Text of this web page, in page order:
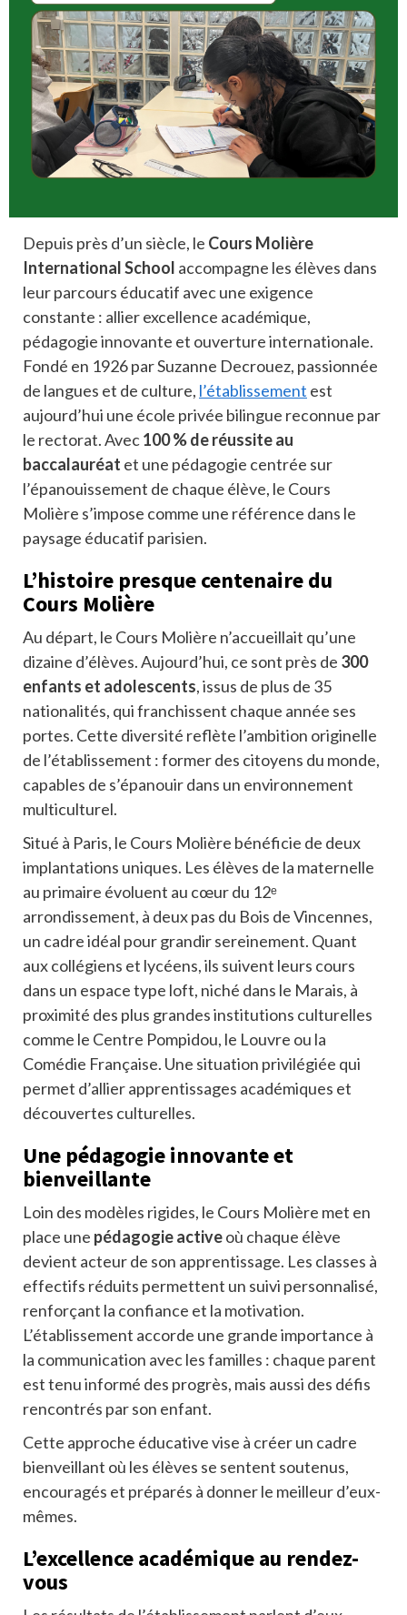
Depuis près d’un siècle, le Cours Molière
International School accompagne les élèves dans
leur parcours éducatif avec une exigence
constante : allier excellence académique,
pédagogie innovante et ouverture internationale.
Fondé en 1926 par Suzanne Decrouez, passionnée
de langues et de culture, l’établissement est
aujourd’hui une école privée bilingue reconnue par
le rectorat. Avec100 % de réussite au
baccalauréat et une pédagogie centrée sur
l’épanouissement de chaque élève, le Cours
Molière s’impose comme une référence dans le
paysage éducatif parisien.
L’histoire presque centenaire du
Cours Molière
Au départ, le Cours Molière n’accueillait qu’une
dizaine d’élèves. Aujourd’hui, ce sont près de 300
enfants et adolescents, issus de plus de 35
nationalités, qui franchissent chaque année ses
portes. Cette diversité reflète l’ambition originelle
de l’établissement : former des citoyens du monde,
capables de s’épanouir dans un environnement
multiculturel.
Situé à Paris, le Cours Molière bénéficie de deux
implantations uniques. Les élèves de la maternelle
au primaire évoluent au cœur du 12ᵉ
arrondissement, à deux pas du Bois de Vincennes,
un cadre idéal pour grandir sereinement. Quant
aux collégiens et lycéens, ils suivent leurs cours
dans un espace type loft, niché dans le Marais, à
proximité des plus grandes institutions culturelles
comme le Centre Pompidou, le Louvre ou la
Comédie Française. Une situation privilégiée qui
permet d’allier apprentissages académiques et
découvertes culturelles.
Une pédagogie innovante et
bienveillante
Loin des modèles rigides, le Cours Molière met en
place une pédagogie activeoù chaque élève
devient acteur de son apprentissage. Les classes à
effectifs réduits permettent un suivi personnalisé,
renforçant la confiance et la motivation.
L’établissement accorde une grande importance à
la communication avec les familles : chaque parent
est tenu informé des progrès, mais aussi des défis
rencontrés par son enfant.
Cette approche éducative vise à créer un cadre
bienveillant où les élèves se sentent soutenus,
encouragés et préparés à donner le meilleur d’eux-
mêmes.
L’excellence académique au rendez-
vous